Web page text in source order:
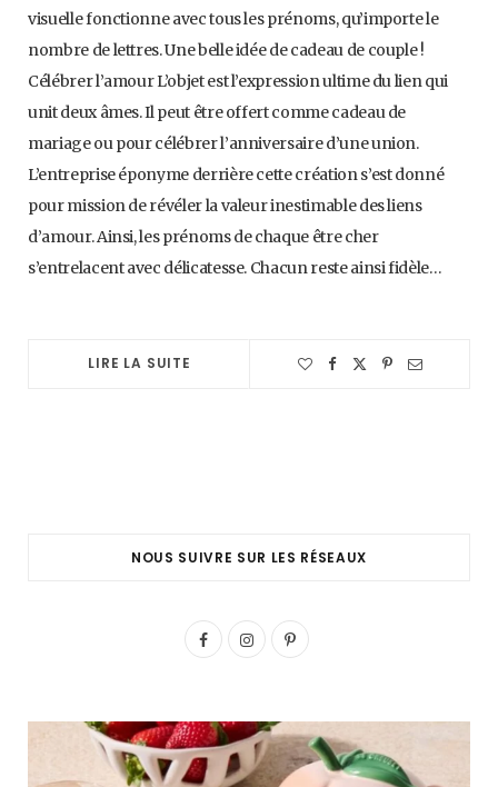
visuelle fonctionne avec tous les prénoms, qu’importe le
nombre de lettres. Une belle idée de cadeau de couple !
Célébrer l’amour L’objet est l’expression ultime du lien qui
unit deux âmes. Il peut être offert comme cadeau de
mariage ou pour célébrer l’anniversaire d’une union.
L’entreprise éponyme derrière cette création s’est donné
pour mission de révéler la valeur inestimable des liens
d’amour. Ainsi, les prénoms de chaque être cher
s’entrelacent avec délicatesse. Chacun reste ainsi fidèle…
LIRE LA SUITE
NOUS SUIVRE SUR LES RÉSEAUX
F
e
I
t
P
t